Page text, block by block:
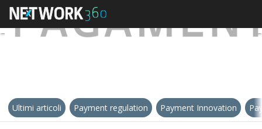
Ultimi articoli Payment regulation Payment Innovation